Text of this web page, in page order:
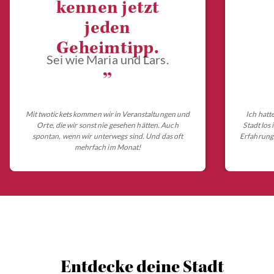
kennen jetzt
jeden
Geheimtipp.
Sei wie Maria und Lars.
„
Mit twotickets kommen wir in Veranstaltungen und
Orte, die wir sonst nie gesehen hätten. Auch
spontan, wenn wir unterwegs sind. Und das oft
mehrfach im Monat!
Ich
Stadt los
Entdecke deine Stadt